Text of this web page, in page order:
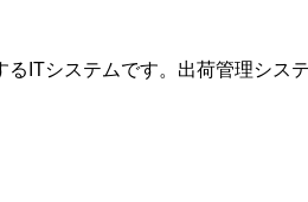
ITシステムです。出荷管理シス